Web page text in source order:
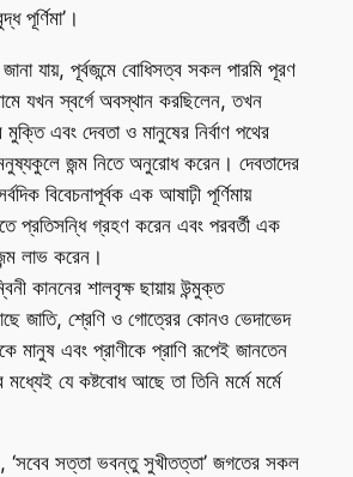
পূর্ণিমা’।
যায়, পূর্বজন্মে বোধিসত্ব সকল পারমি পূরণ
যখন স্বর্গে অবস্থান করছিলেন, তখন
এবং দেবতা ও মানুষের নির্বাণ পথের
জন্ম নিতে অনুরোধ করেন। দেবতাদের
বিবেচনাপূর্বক এক আষাঢ়ী পূর্ণিমায়
প্রতিসন্ধি গ্রহণ করেন এবং পরবর্তী এক
লাভ করেন।
কাননের শালবৃক্ষ ছায়ায় উন্মুক্ত
জাতি, শ্রেণি ও গোত্রের কোনও ভেদাভেদ
মানুষ এবং প্রাণীকে প্রাণি রূপেই জানতেন
যে কষ্টবোধ আছে তা তিনি মর্মে মর্মে
‘সবেব সত্তা ভবন্তু সুখীতত্তা’ জগতের সকল